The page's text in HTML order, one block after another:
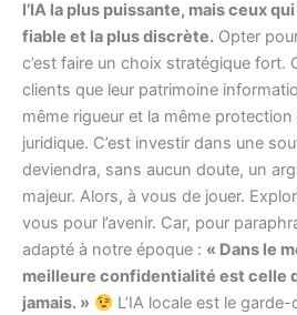
l’IA la plus puissante, mais ceux
fiable et la plus discrète. Opter
c’est faire un choix stratégique fort.
clients que leur patrimoine
même rigueur et la même
juridique. C’est investir dans une
deviendra, sans aucun doute, un
majeur. Alors, à vous de jouer.
vous pour l’avenir. Car, pour
adapté à notre époque : « Dans le
meilleure confidentialité est celle
jamais. »
L’IA locale est le